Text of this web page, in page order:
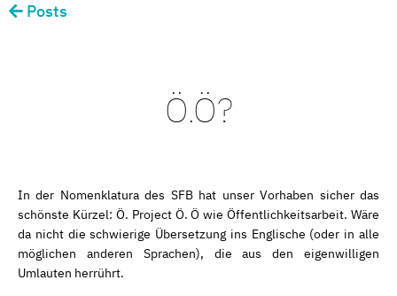
Posts
Ö.Ö?
In der Nomenklatura des SFB hat unser Vorhaben sicher das
schönste Kürzel: Ö. Project Ö. Ö wie Öffentlichkeitsarbeit. Wäre
da nicht die schwierige Übersetzung ins Englische (oder in alle
möglichen anderen Sprachen), die aus den eigenwilligen
Umlauten herrührt.